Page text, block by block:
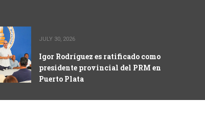
JULY 30, 2026
Igor Rodríguez es ratificado como
presidente provincial del PRM en
Puerto Plata